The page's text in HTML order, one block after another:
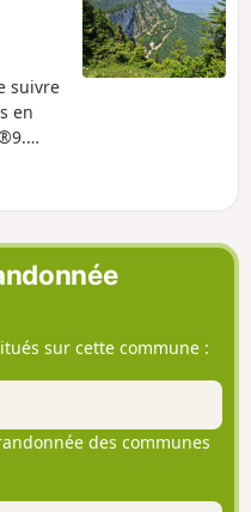
suivre
en
et
long
sur cette commune :
des communes